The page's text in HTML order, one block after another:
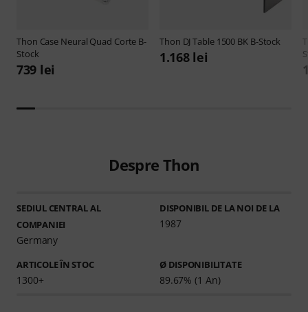
Thon Case Neural Quad Corte B-
Stock
739 lei
Thon DJ Table 1500 BK B-Stock
1.168 lei
Despre Thon
SEDIUL CENTRAL AL
COMPANIEI
Germany
DISPONIBIL DE LA NOI DE LA
1987
ARTICOLE ÎN STOC
1300+
Ø DISPONIBILITATE
89.67% (1 An)